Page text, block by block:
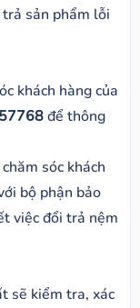
trả sản phẩm lỗi
khách hàng của
để thông
sóc khách
bộ phận bảo
việc đổi trả nệm
sẽ kiểm tra, xác